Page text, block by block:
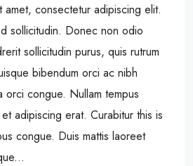
amet, consectetur adipiscing elit.
sollicitudin. Donec non odio
sollicitudin purus, quis rutrum
bibendum orci ac nibh
orci congue. Nullam tempus
adipiscing erat. Curabitur this is
congue. Duis mattis laoreet